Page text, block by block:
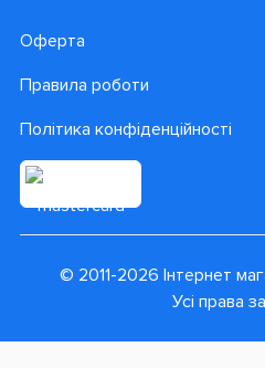
Оферта
Правила роботи
Політика конфіденційності
© 2011-2026 Інтернет
Усі права